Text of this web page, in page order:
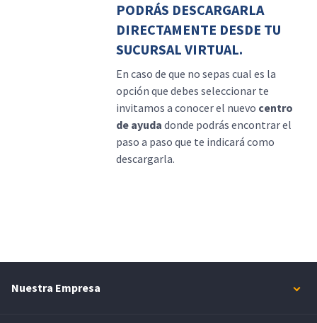
PODRÁS DESCARGARLA
DIRECTAMENTE DESDE TU
SUCURSAL VIRTUAL.
En caso de que no sepas cual es la
opción que debes seleccionar te
invitamos a conocer el nuevo centro
de ayuda donde podrás encontrar el
paso a paso que te indicará como
descargarla.
Nuestra Empresa